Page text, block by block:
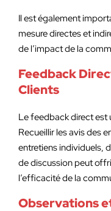
Il est également
mesure directes et
de l’impact de la
Feedback
Clients
Le feedback direct
Recueillir les avis des
entretiens individuels,
de discussion peut
l’efficacité de la
Observations